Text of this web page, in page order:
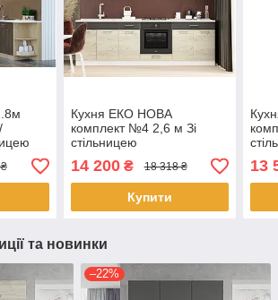
Кухня ЕКО НОВА
комплект №4 2,6 м Зі
стільницею
14 200₴ 18 318 ₴
Купити
13
та новинки
–22%